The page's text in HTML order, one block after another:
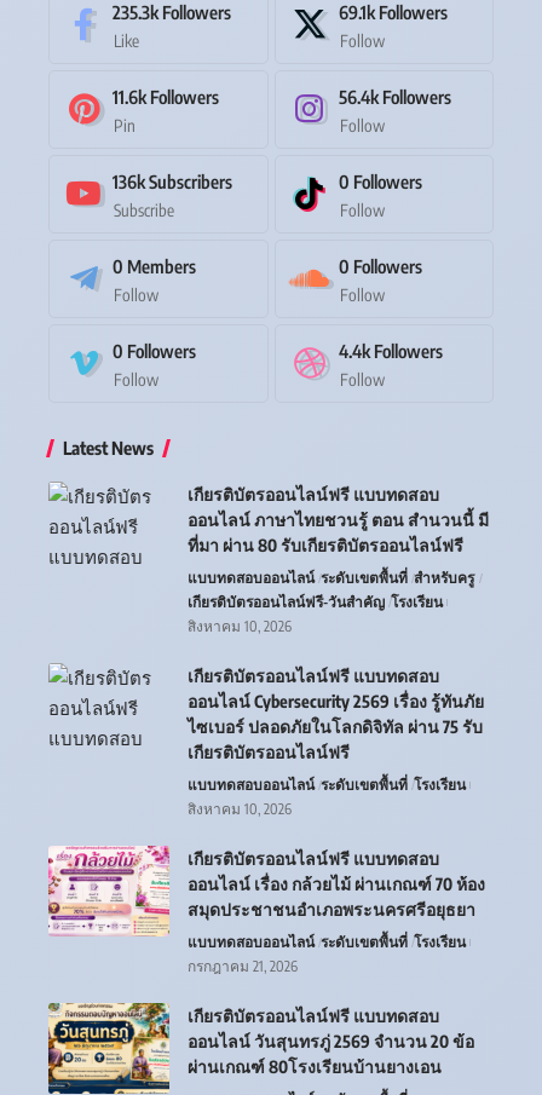
235.3k Followers
Like
69.1k Followers
Follow
11.6k Followers
Pin
56.4k Followers
Follow
136kSubscribers
Subscribe
0 Followers
Follow
0 Members
Follow
0 Followers
Follow
0 Followers
Follow
4.4k Followers
Follow
Latest News
เกียรติบัตรออนไลน์ฟรี แบบทดสอบ
ออนไลน์ ภาษาไทยชวนรู้ ตอน สำนวนนี้ มี
ที่มา ผ่าน 80 รับเกียรติบัตรออนไลน์ฟรี
แบบทดสอบออนไลน์ ระดับเขตพื้นที่ สำหรับครู
เกียรติบัตรออนไลน์ฟรี-วันสำคัญ โรงเรียน
สิงหาคม 10, 2026
เกียรติบัตรออนไลน์ฟรี แบบทดสอบ
ออนไลน์ Cybersecurity 2569 เรื่อง รู้ทันภัย
ไซเบอร์ ปลอดภัยในโลกดิจิทัล ผ่าน 75 รับ
เกียรติบัตรออนไลน์ฟรี
แบบทดสอบออนไลน์ ระดับเขตพื้นที่ โรงเรียน
สิงหาคม 10, 2026
เกียรติบัตรออนไลน์ฟรี แบบทดสอบ
ออนไลน์ เรื่อง กล้วยไม้ ผ่านเกณฑ์ 70 ห้อง
สมุดประชาชนอำเภอพระนครศรีอยุธยา
แบบทดสอบออนไลน์ ระดับเขตพื้นที่ โรงเรียน
กรกฎาคม 21, 2026
เกียรติบัตรออนไลน์ฟรี แบบทดสอบ
ออนไลน์ วันสุนทรภู่ 2569 จำนวน 20 ข้อ
ผ่านเกณฑ์ 80โรงเรียนบ้านยางเอน